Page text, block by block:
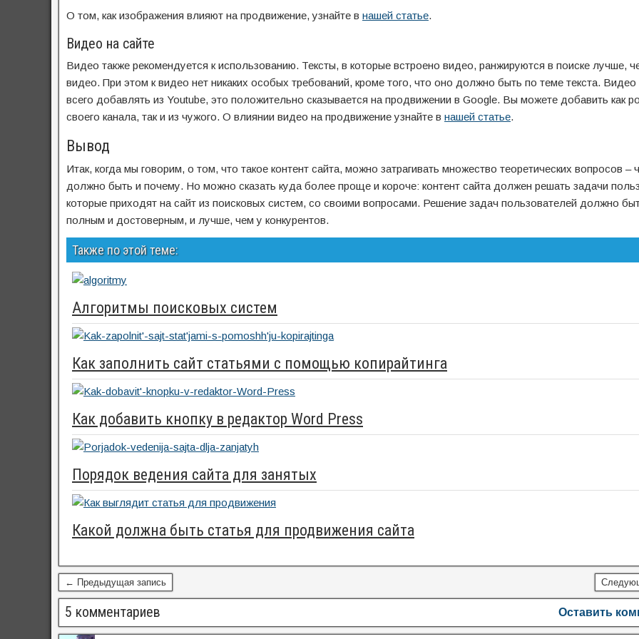
О том, как изображения влияют на продвижение, узнайте в нашей статье.
Видео на сайте
Видео также рекомендуется к использованию. Тексты, в которые встроено видео, ранжируются в поиске лучше,
видео. При этом к видео нет никаких особых требований, кроме того, что оно должно быть по теме текста.
всего добавлять из Youtube, это положительно сказывается на продвижении в Google. Вы можете добавить как
своего канала, так и из чужого. О влиянии видео на продвижение узнайте в нашей статье.
Вывод
Итак, когда мы говорим, о том, что такое контент сайта, можно затрагивать множество теоретических вопросов –
должно быть и почему. Но можно сказать куда более проще и короче: контент сайта должен решать задачи
которые приходят на сайт из поисковых систем, со своими вопросами. Решение задач пользователей должно
полным и достоверным, и лучше, чем у конкурентов.
Также по этой теме:
Алгоритмы поисковых систем
Как заполнить сайт статьями с помощью копирайтинга
Как добавить кнопку в редактор Word Press
Порядок ведения сайта для занятых
Какой должна быть статья для продвижения сайта
← Предыдущая запись
5 комментариев Оставить